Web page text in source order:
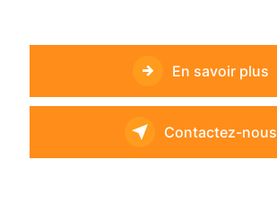
En savoir plus
Contactez-nous